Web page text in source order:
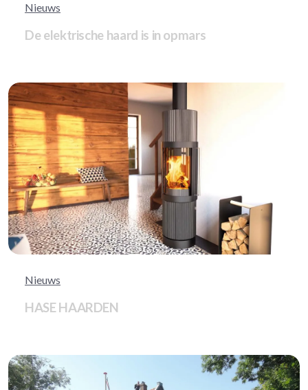
Nieuws
De elektrische haard is in opmars
Nieuws
HASE HAARDEN